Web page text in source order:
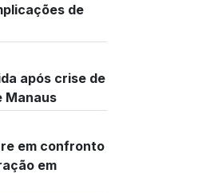
de
após crise de
Manaus
em confronto
em